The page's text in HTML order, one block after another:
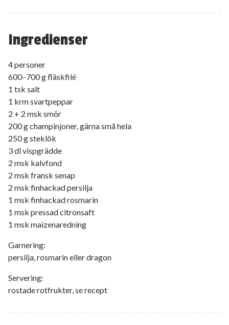
Ingredienser
4 personer
600–700 g fläskfilé
1 tsk salt
1 krm svartpeppar
2 + 2 msk smör
200 g champinjoner, gärna små hela
250 g steklök
3 dl vispgrädde
2 msk kalvfond
2 msk fransk senap
2 msk finhackad persilja
1 msk finhackad rosmarin
1 msk pressad citronsaft
1 msk maizenaredning
Garnering:
persilja, rosmarin eller dragon
Servering:
rostade rotfrukter, se recept